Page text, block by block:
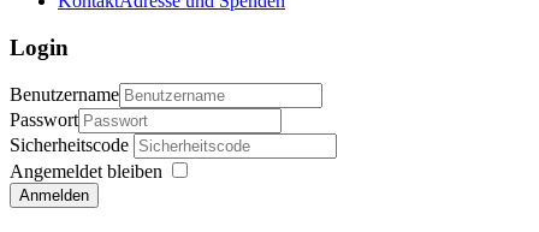
Login
Benutzername
Passwort
Sicherheitscode
Angemeldet bleiben
Anmelden